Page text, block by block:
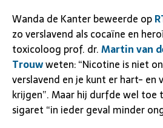
Wanda de Kanter beweerde op
zo verslavend als cocaïne en
toxicoloog prof. dr.Martin van
Trouwweten: “Nicotine is niet
verslavend en je kunt er hart- en
krijgen”. Maar hij durfde wel toe
sigaret “in ieder geval minder